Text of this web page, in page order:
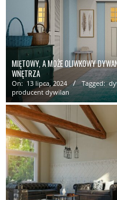
MIĘTOWY, A MOŻE OLIWKOWY
WNĘTRZA
On: 13 lipca, 2024 Tagged:
producent dywilan